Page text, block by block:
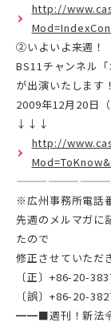
http://
②いよいよ来週！
BS11チャンネル
が出演いたします！
2009年12月20日
↓↓↓
http://
※広州事務所電話
先週のメルマガに
たので
修正させていただ
〔正〕+86-20-
〔誤〕+86-20-
━━■週刊！